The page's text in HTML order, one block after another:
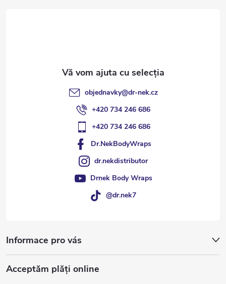
objednavky@dr-nek.cz
+420 734 246 686
+420 734 246 686
Dr.NekBodyWraps
dr.nekdistributor
Drnek Body Wraps
@dr.nek7
Informace pro vás
Acceptăm plăţi online